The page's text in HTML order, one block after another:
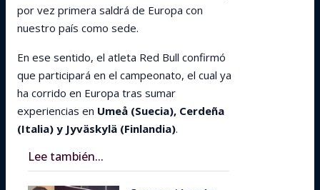
por vez primera saldrá de Europa con
nuestro país como sede.
En ese sentido, el atleta Red Bull confirmó
que participará en el campeonato, el cual ya
ha corrido en Europa tras sumar
experiencias en Umeå (Suecia), Cerdeña
(Italia) y Jyväskylä (Finlandia).
Lee también...